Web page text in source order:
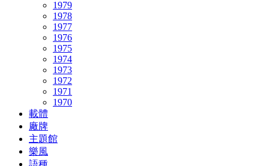
1979
1978
1977
1976
1975
1974
1973
1972
1971
1970
載體
廠牌
主題館
樂風
語種